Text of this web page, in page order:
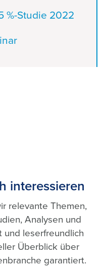
%-Studie 2022
interessieren
relevante Themen,
Analysen und
und leserfreundlich
Überblick über
garantiert.